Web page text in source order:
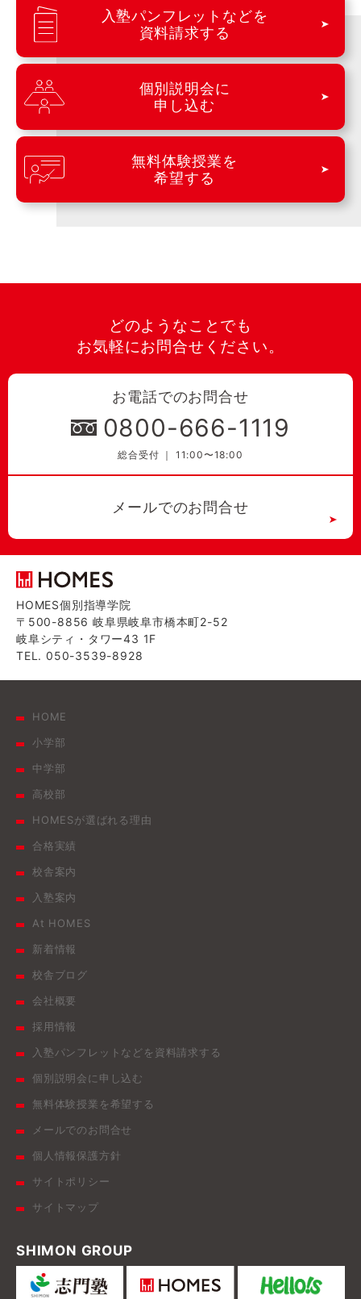
入塾パンフレットなどを
資料請求する
個別説明会に
申し込む
無料体験授業を
希望する
どのようなことでも
お気軽にお問合せください。
お電話でのお問合せ
0800-666-1119
総合受付 ｜ 11:00〜18:00
メールでのお問合せ
HOMES個別指導学院
〒500-8856 岐阜県岐阜市橋本町2-52
岐阜シティ・タワー43 1F
TEL. 050-3539-8928
HOME
小学部
中学部
高校部
HOMESが選ばれる理由
合格実績
校舎案内
入塾案内
At HOMES
新着情報
校舎ブログ
会社概要
採用情報
入塾パンフレットなどを資料請求する
個別説明会に申し込む
無料体験授業を希望する
メールでのお問合せ
個人情報保護方針
サイトポリシー
サイトマップ
SHIMON GROUP